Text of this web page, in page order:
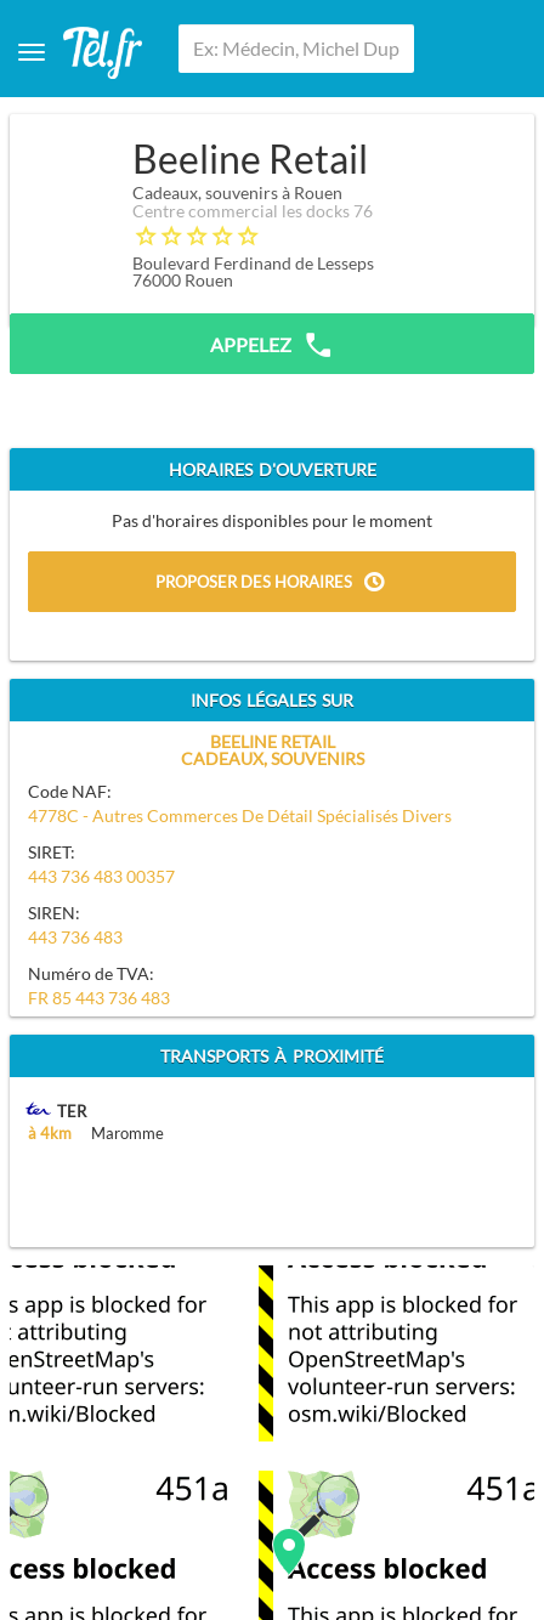
Beeline Retail
Cadeaux, souvenirs à Rouen
Centre commercial les docks 76
Boulevard Ferdinand de Lesseps
76000 Rouen
APPELEZ
HORAIRES D'OUVERTURE
Pas d'horaires disponibles pour le moment
PROPOSER DES HORAIRES
INFOS LÉGALES SUR
BEELINE RETAIL
CADEAUX, SOUVENIRS
Code NAF:
4778C - Autres Commerces De Détail Spécialisés Divers
SIRET:
443 736 483 00357
SIREN:
443 736 483
Numéro de TVA:
FR 85 443 736 483
TRANSPORTS À PROXIMITÉ
TER
à 4km
Maromme